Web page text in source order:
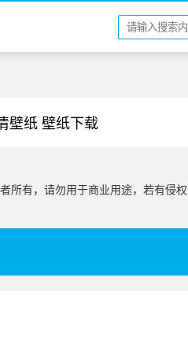
壁纸 壁纸下载
所有，请勿用于商业用途，若有侵